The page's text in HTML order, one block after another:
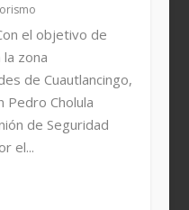
el objetivo de
zona
de Cuautlancingo,
Pedro Cholula
de Seguridad
el...